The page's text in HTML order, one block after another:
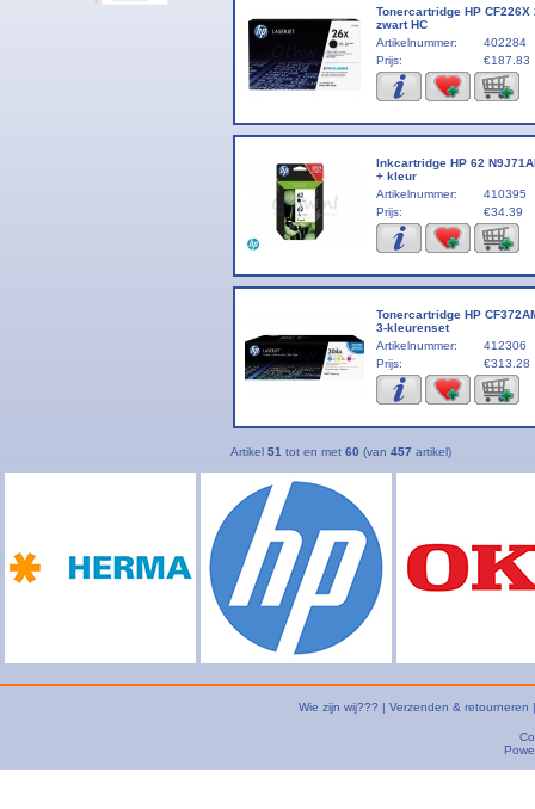
Tonercartridge HP CF226X
zwart HC
Artikelnummer:
402284
Prijs:
€187.83
Inkcartridge HP 62
+ kleur
Artikelnummer:
410395
Prijs:
€34.39
Tonercartridge HP
3-kleurenset
Artikelnummer:
412306
Prijs:
€313.28
Artikel 51 tot en met 60 (van 457 artikel)
Wie zijn wij??? | Verzenden & retourneren